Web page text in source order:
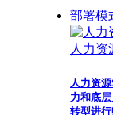
部署模
人力资
人力资
力和底
转型进